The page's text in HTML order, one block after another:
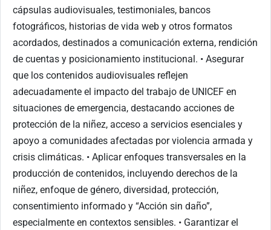
cápsulas audiovisuales, testimoniales, bancos
fotográficos, historias de vida web y otros formatos
acordados, destinados a comunicación externa, rendición
de cuentas y posicionamiento institucional. • Asegurar
que los contenidos audiovisuales reflejen
adecuadamente el impacto del trabajo de UNICEF en
situaciones de emergencia, destacando acciones de
protección de la niñez, acceso a servicios esenciales y
apoyo a comunidades afectadas por violencia armada y
crisis climáticas. • Aplicar enfoques transversales en la
producción de contenidos, incluyendo derechos de la
niñez, enfoque de género, diversidad, protección,
consentimiento informado y “Acción sin daño”,
especialmente en contextos sensibles. • Garantizar el